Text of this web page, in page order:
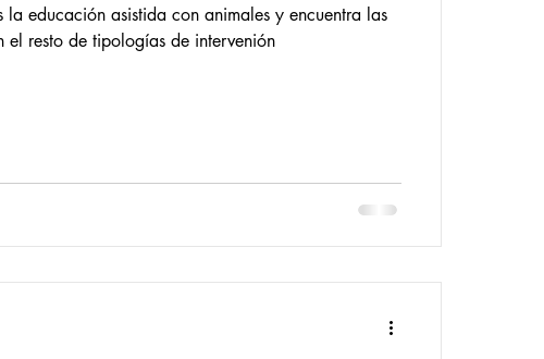
la educación asistida con animales y encuentra las
el resto de tipologías de intervenión